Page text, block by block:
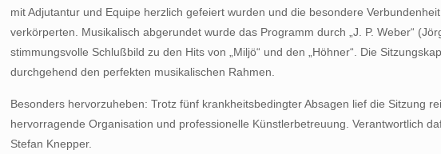
mit Adjutantur und Equipe herzlich gefeiert wurden und die besondere
verkörperten. Musikalisch abgerundet wurde das Programm durch „J. P. Weber“
stimmungsvolle Schlußbild zu den Hits von „Miljö“ und den „Höhner“. Die
durchgehend den perfekten musikalischen Rahmen.
Besonders hervorzuheben: Trotz fünf krankheitsbedingter Absagen lief die Sitzung
hervorragende Organisation und professionelle Künstlerbetreuung. Verantwortlich
Stefan Knepper.